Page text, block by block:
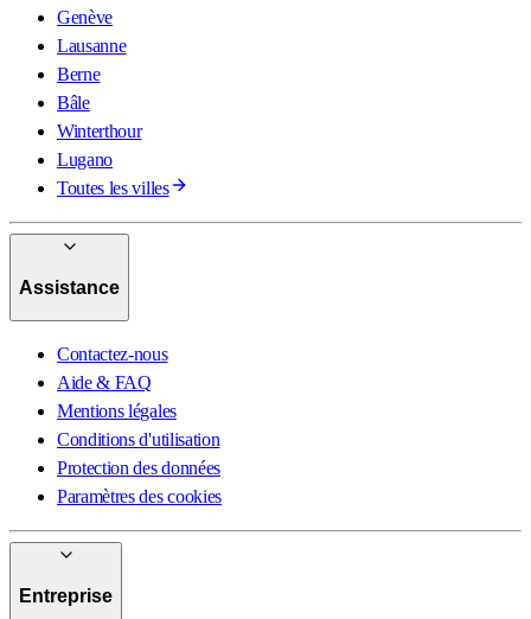
Genève
Lausanne
Berne
Bâle
Winterthour
Lugano
Toutes les villes
Assistance
Contactez-nous
Aide & FAQ
Mentions légales
Conditions d'utilisation
Protection des données
Paramètres des cookies
Entreprise